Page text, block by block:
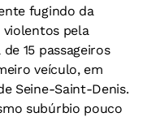
fugindo da
pela
15 passageiros
veículo, em
Seine-Saint-Denis.
subúrbio pouco